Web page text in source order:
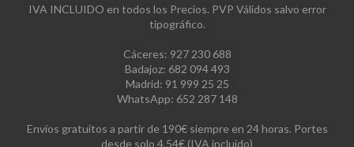
IVA INCLUIDO en todos los Precios. PVP Válidos salvo error
tipográfico.
Cáceres: 927 230 688
Badajoz: 682 094 493
Madrid: 91 999 25 25
WhatsApp: 652 287 148
Envíos gratuitos a partir de 190€ siempre en 24 horas. Portes
desde solo 4,54€ (IVA incluido)